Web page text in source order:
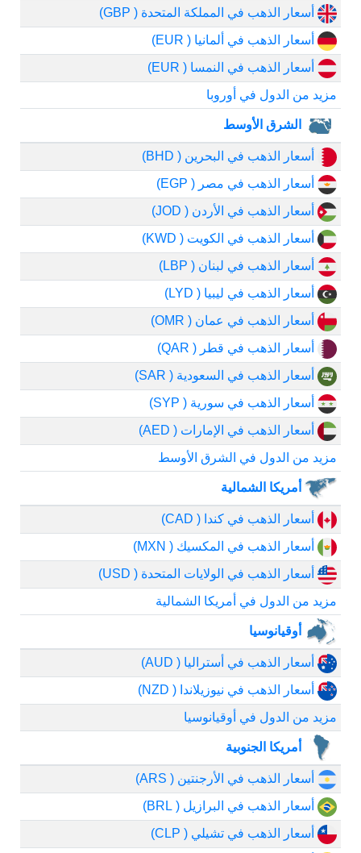
أسعار الذهب في المملكة المتحدة ( GBP)
أسعار الذهب في ألمانيا ( EUR)
أسعار الذهب في النمسا ( EUR)
مزيد من الدول في أوروبا
الشرق الأوسط
أسعار الذهب في البحرين ( BHD)
أسعار الذهب في مصر ( EGP)
أسعار الذهب في الأردن ( JOD)
أسعار الذهب في الكويت ( KWD)
أسعار الذهب في لبنان ( LBP)
أسعار الذهب في ليبيا ( LYD)
أسعار الذهب في عمان ( OMR)
أسعار الذهب في قطر ( QAR)
أسعار الذهب في السعودية ( SAR)
أسعار الذهب في سورية ( SYP)
أسعار الذهب في الإمارات ( AED)
مزيد من الدول في الشرق الأوسط
أمريكا الشمالية
أسعار الذهب في كندا ( CAD)
أسعار الذهب في المكسيك ( MXN)
أسعار الذهب في الولايات المتحدة ( USD)
مزيد من الدول في أمريكا الشمالية
أوقيانوسيا
أسعار الذهب في أستراليا ( AUD)
أسعار الذهب في نيوزيلاندا ( NZD)
مزيد من الدول في أوقيانوسيا
أمريكا الجنوبية
أسعار الذهب في الأرجنتين ( ARS)
أسعار الذهب في البرازيل ( BRL)
أسعار الذهب في تشيلي ( CLP)